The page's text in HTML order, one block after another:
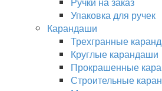
Упаковка для ручек
Карандаши
Трехгранные
Круглые карандаши
Прокрашенные
Строительные